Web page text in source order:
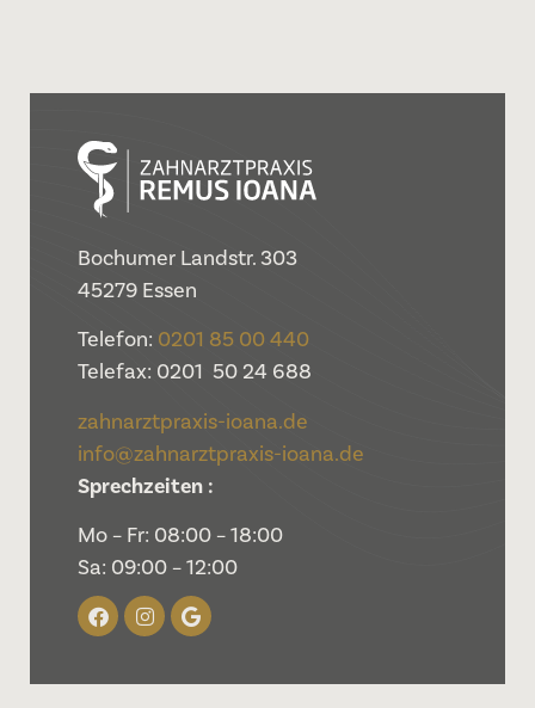
Bochumer Landstr. 303
45279 Essen
Telefon: 0201 85 00 440
Telefax: 0201 50 24 688
zahnarztpraxis-ioana.de
info@zahnarztpraxis-ioana.de
Sprechzeiten :
Mo – Fr: 08:00 – 18:00
Sa: 09:00 – 12:00